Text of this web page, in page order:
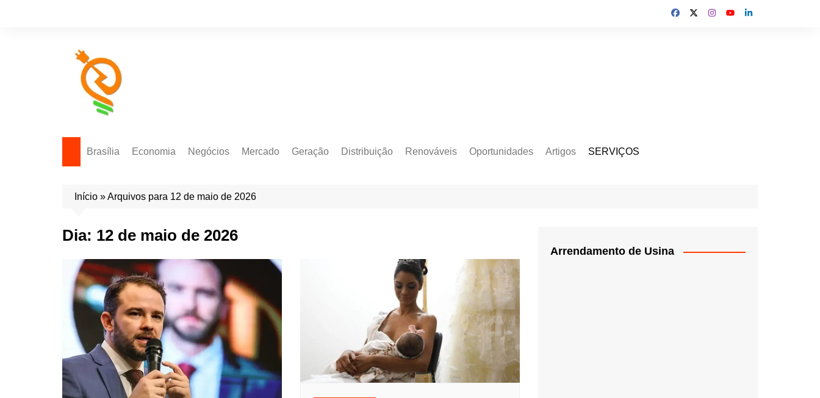
Brasília Economia
Tecnologia
Negócios
Empresas
Token
Mercado
Mercado Livre
Geração Distribuição Renováveis
Transição Energética
Oportunidades Artigos SERVIÇOS
Usina de Investimento
Início »Arquivos para 12 de maio de 2026
Dia: 12 de maio de 2026
Arrendamento de Usina